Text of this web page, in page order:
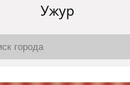
Ужур